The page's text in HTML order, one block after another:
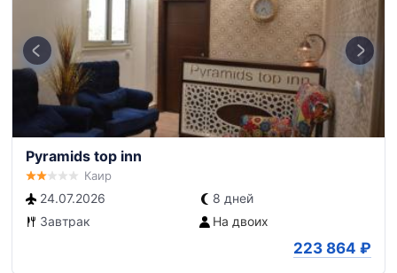
Pyramids top inn
Каир
24.07.2026
8 дней
Завтрак
На двоих
223 864 ₽